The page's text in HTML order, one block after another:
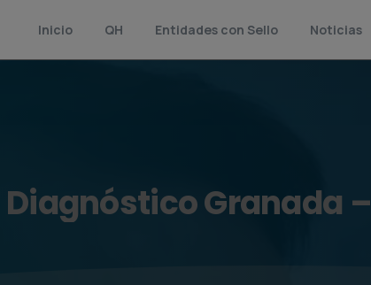
Inicio QH Entidades con Sello Noticias
DiagnósticoGranada –